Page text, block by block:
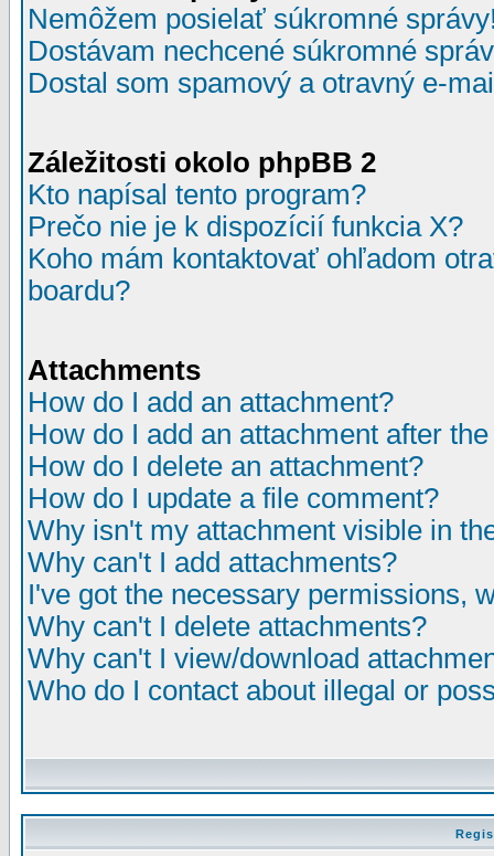
Nemôžem posielať súkromné
Dostávam nechcené súkromné
Dostal som spamový a otravný e-
Záležitosti okolo phpBB 2
Kto napísal tento program?
Prečo nie je k dispozícií funkcia X?
Koho mám kontaktovať ohľadom
boardu?
Attachments
How do I add an attachment?
How do I add an attachment after
How do I delete an attachment?
How do I update a file comment?
Why isn't my attachment visible in
Why can't I add attachments?
I've got the necessary permissions,
Why can't I delete attachments?
Why can't I view/download
Who do I contact about illegal or